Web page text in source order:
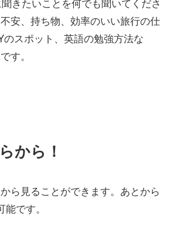
安、持ち物、効率のいい旅行の仕
スポット、英語の勉強方法な
す。
から！
ら見ることができます。あとから
です。